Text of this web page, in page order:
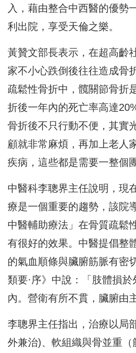
入，藉由整合中西醫的優勢
利出院，享受天倫之樂。
黃贊文部長表示，在超高齡
家不小心跌倒後往往造成骨
疏鬆性骨折中， 髖關節骨折
折後一年內的死亡率高達20%
骨折後不只行動不便， 其實
顧就非常麻煩， 再加上老人
疾病， 這些都是需要一整個
中醫科李聰界主任說明， 現
療是一個重要的趨勢，該院
中醫輔助療法」 在骨質疏鬆
有很好的效果。中醫提倡整
的氣血順條與臟腑筋脈有密
類要·序》 中說：「肢體損於
內。營衛有所不貫， 臟腑由
李聰界主任指出，治療以局
外兼治)、 軟組織與骨並重（